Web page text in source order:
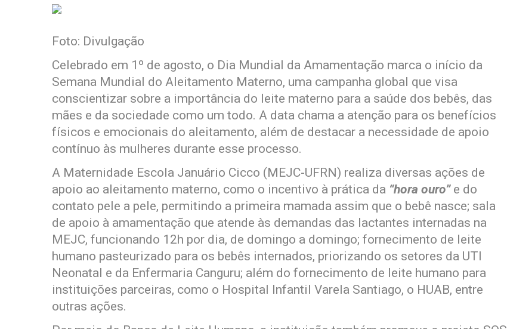
Foto: Divulgação
Celebrado em 1º de agosto, o Dia Mundial da Amamentação marca o início da
Semana Mundial do Aleitamento Materno, uma campanha global que visa
conscientizar sobre a importância do leite materno para a saúde dos bebês, das
mães e da sociedade como um todo. A data chama a atenção para os benefícios
físicos e emocionais do aleitamento, além de destacar a necessidade de apoio
contínuo às mulheres durante esse processo.
A Maternidade Escola Januário Cicco (MEJC-UFRN) realiza diversas ações de
apoio ao aleitamento materno, como o incentivo à prática da “hora ouro”e do
contato pele a pele, permitindo a primeira mamada assim que o bebê nasce; sala
de apoio à amamentação que atende às demandas das lactantes internadas na
MEJC, funcionando 12h por dia, de domingo a domingo; fornecimento de leite
humano pasteurizado para os bebês internados, priorizando os setores da UTI
Neonatal e da Enfermaria Canguru; além do fornecimento de leite humano para
instituições parceiras, como o Hospital Infantil Varela Santiago, o HUAB, entre
outras ações.